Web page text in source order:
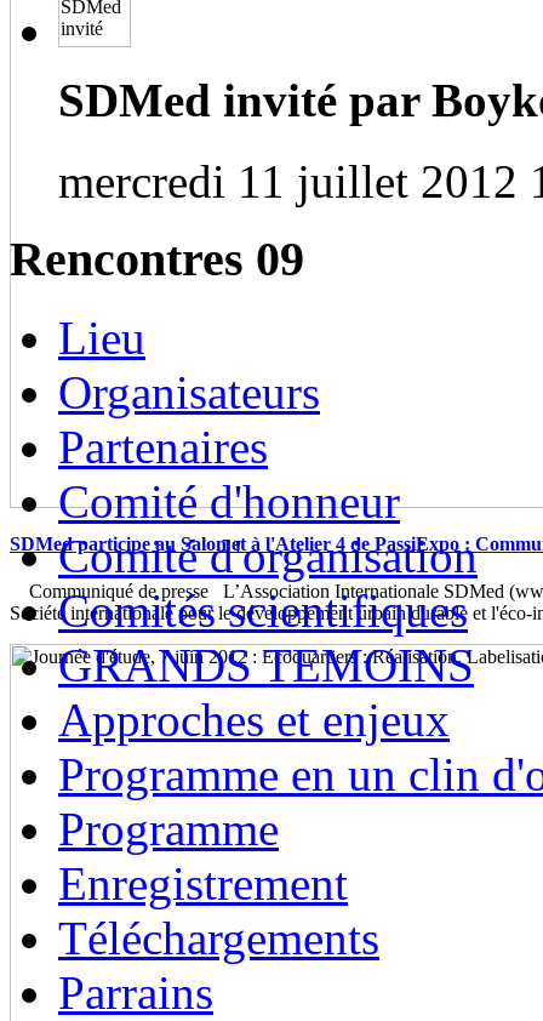
SDMed participe au Salon et à l'Atelier 4 de PassiExpo :
Communiqué de presse L’Association Internationale SDMed
Société internationale pour le développement urbain durable et
SDMed invité par
mercredi 11 juillet 2012
Rencontres 09
Lieu
Organisateurs
Partenaires
Comité d'honneur
Comité d'organisation
Comités scientifiques
GRANDS TEMOINS
Approches et enjeux
Programme en un clin
Programme
Enregistrement
Téléchargements
Parrains